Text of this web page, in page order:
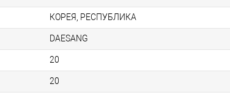
КОРЕЯ, РЕСПУБЛИКА
DAESANG
20
20